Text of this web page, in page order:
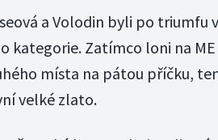
a Volodin byli po triumfu
kategorie. Zatímco loni na
místa na pátou příčku,
velké zlato.